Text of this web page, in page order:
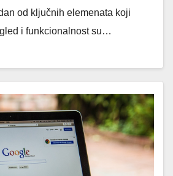
od ključnih elemenata koji
i funkcionalnost su…